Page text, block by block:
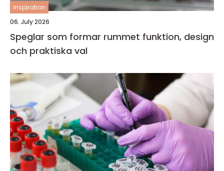
inspiration
06. July 2026
Speglar som formar rummet funktion, design
och praktiska val